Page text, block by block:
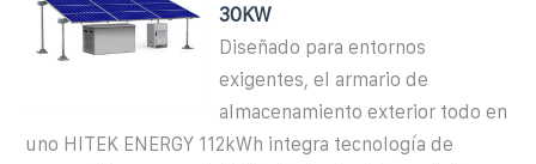
30KW
Diseñado para entornos
exigentes, el armario de
almacenamiento exterior todo en
uno HITEK ENERGY 112kWh integra tecnología de